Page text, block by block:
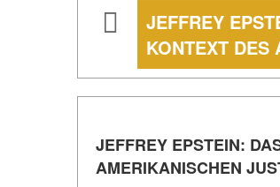
JEFFREY
KONTEXT DES
JEFFREY EPSTEIN:
AMERIKANISCHEN